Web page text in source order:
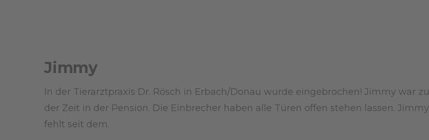
Jimmy
In der Tierarztpraxis Dr. Rösch in Erbach/Donau wurde eingebrochen! Jimmy war zu
der Zeit in der Pension. Die Einbrecher haben alle Türen offen stehen lassen. Jimmy
fehlt seit dem.